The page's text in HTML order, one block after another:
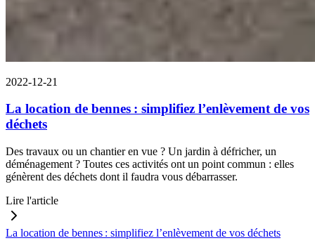
2022-12-21
La location de bennes : simplifiez l’enlèvement de vos
déchets
Des travaux ou un chantier en vue ? Un jardin à défricher, un
déménagement ? Toutes ces activités ont un point commun : elles
génèrent des déchets dont il faudra vous débarrasser.
Lire l'article
La location de bennes : simplifiez l’enlèvement de vos déchets